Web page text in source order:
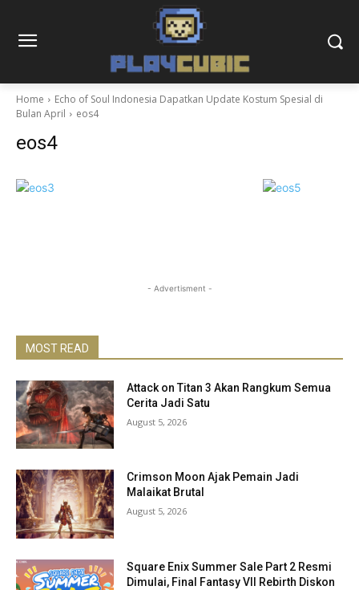
Home
Echo of Soul Indonesia Dapatkan Update Kostum Spesial di
Bulan April
eos4
eos4
- Advertisment -
MOST READ
Attack on Titan 3 Akan Rangkum Semua
Cerita Jadi Satu
August 5, 2026
Crimson Moon Ajak Pemain Jadi
Malaikat Brutal
August 5, 2026
Square Enix Summer Sale Part 2 Resmi
Dimulai, Final Fantasy VII Rebirth Diskon